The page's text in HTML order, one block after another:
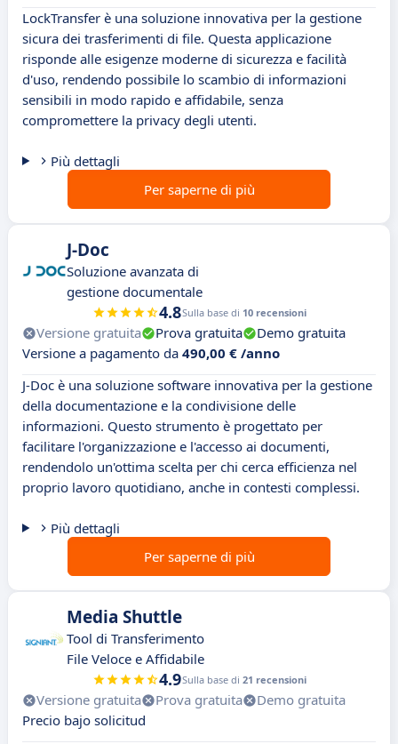
LockTransfer è una soluzione innovativa per la gestione
sicura dei trasferimenti di file. Questa applicazione
risponde alle esigenze moderne di sicurezza e facilità
d'uso, rendendo possibile lo scambio di informazioni
sensibili in modo rapido e affidabile, senza
compromettere la privacy degli utenti.
Più dettagli
Per saperne di più
J-Doc
Soluzione avanzata di
gestione documentale
4.8Sulla base di 10 recensioni
Versione gratuita Prova gratuita
Demo gratuita
Versione a pagamento da 490,00 € /anno
J-Doc è una soluzione software innovativa per la gestione
della documentazione e la condivisione delle
informazioni. Questo strumento è progettato per
facilitare l'organizzazione e l'accesso ai documenti,
rendendolo un'ottima scelta per chi cerca efficienza nel
proprio lavoro quotidiano, anche in contesti complessi.
Più dettagli
Per saperne di più
Media Shuttle
Tool di Transferimento
File Veloce e Affidabile
4.9Sulla base di 21 recensioni
Versione gratuita Prova gratuita
Demo gratuita
Precio bajo solicitud